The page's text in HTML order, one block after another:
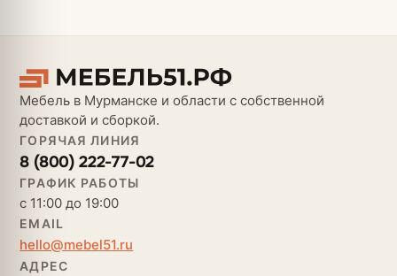
Мебель в Мурманске и области с собственной
доставкой и сборкой.
ГОРЯЧАЯ ЛИНИЯ
8 (800) 222-77-02
ГРАФИК РАБОТЫ
с 11:00 до 19:00
EMAIL
hello@mebel51.ru
АДРЕС